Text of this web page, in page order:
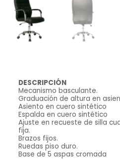
DESCRIPCIÓN
Mecanismo basculante.
Graduación de altura en
Asiento en cuero sintético
Espalda en cuero sintético
Ajuste en recueste de silla
fija.
Brazos fijos.
Ruedas piso duro.
Base de 5 aspas cromada